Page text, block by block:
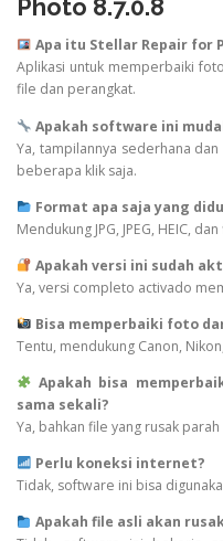
Photo 8.7.0.8
Apa itu Stellar Repair for
Aplikasi untuk memperbaiki
file dan perangkat.
Apakah software ini
Ya, tampilannya sederhana
beberapa klik saja.
Format apa saja yang
Mendukung JPG, JPEG, HEIC,
Apakah versi ini sudah
Ya, versi completo activado
Bisa memperbaiki foto
Tentu, mendukung Canon,
Apakah bisa
sama sekali?
Ya, bahkan file yang rusak
Perlu koneksi internet?
Tidak, software ini bisa
Apakah file asli akan